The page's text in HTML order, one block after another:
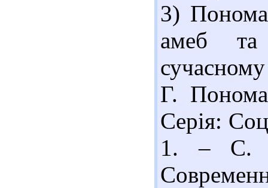
3)
амеб та
Г.
Серія:
1. – С.